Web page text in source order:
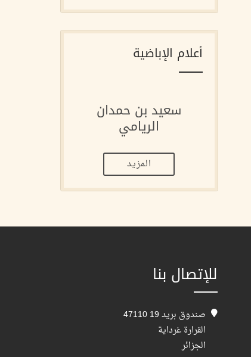
أعلام الإباضية
سعيد بن حمدان
الريامي
المزيد
للإتصال بنا
صندوق بريد 19 47110
القرارة غرداية
الجزائر